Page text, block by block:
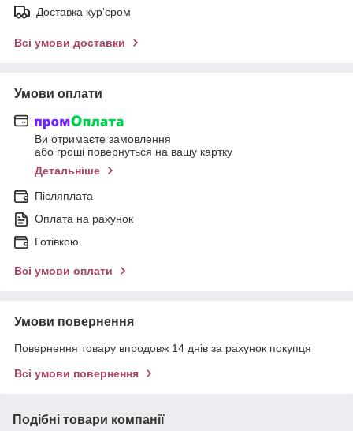
Доставка кур'єром
Всі умови доставки
Умови оплати
Ви отримаєте замовлення
або гроші повернуться на вашу картку
Детальніше
Післяплата
Оплата на рахунок
Готівкою
Всі умови оплати
Умови повернення
Повернення товару впродовж 14 днів за рахунок покупця
Всі умови повернення
Подібні товари компанії